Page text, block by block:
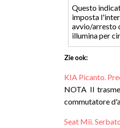
Questo
imposta
avvio/arresto
illumina per
Zie ook:
KIA Picanto.
NOTA Il
commutatore
Seat Mii.